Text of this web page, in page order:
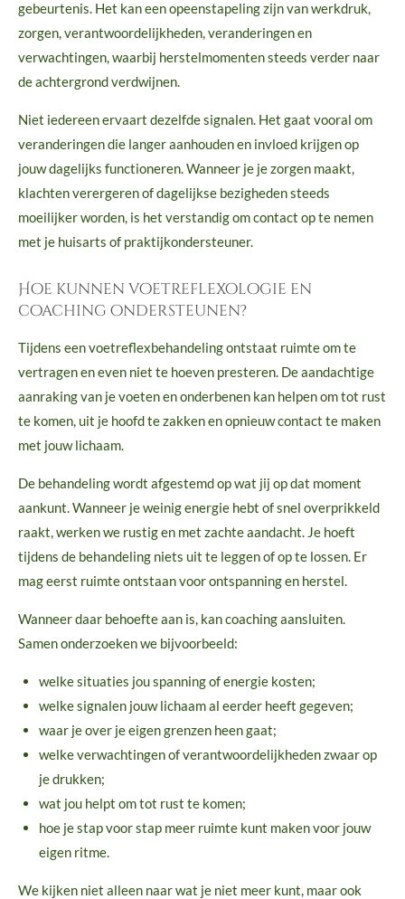
gebeurtenis. Het kan een opeenstapeling zijn van werkdruk,
zorgen, verantwoordelijkheden, veranderingen en
verwachtingen, waarbij herstelmomenten steeds verder naar
de achtergrond verdwijnen.
Niet iedereen ervaart dezelfde signalen. Het gaat vooral om
veranderingen die langer aanhouden en invloed krijgen op
jouw dagelijks functioneren. Wanneer je je zorgen maakt,
klachten verergeren of dagelijkse bezigheden steeds
moeilijker worden, is het verstandig om contact op te nemen
met je huisarts of praktijkondersteuner.
Hoe kunnen voetreflexologie en
coaching ondersteunen?
Tijdens een voetreflexbehandeling ontstaat ruimte om te
vertragen en even niet te hoeven presteren. De aandachtige
aanraking van je voeten en onderbenen kan helpen om tot rust
te komen, uit je hoofd te zakken en opnieuw contact te maken
met jouw lichaam.
De behandeling wordt afgestemd op wat jij op dat moment
aankunt. Wanneer je weinig energie hebt of snel overprikkeld
raakt, werken we rustig en met zachte aandacht. Je hoeft
tijdens de behandeling niets uit te leggen of op te lossen. Er
mag eerst ruimte ontstaan voor ontspanning en herstel.
Wanneer daar behoefte aan is, kan coaching aansluiten.
Samen onderzoeken we bijvoorbeeld:
welke situaties jou spanning of energie kosten;
welke signalen jouw lichaam al eerder heeft gegeven;
waar je over je eigen grenzen heen gaat;
welke verwachtingen of verantwoordelijkheden zwaar op
je drukken;
wat jou helpt om tot rust te komen;
hoe je stap voor stap meer ruimte kunt maken voor jouw
eigen ritme.
We kijken niet alleen naar wat je niet meer kunt, maar ook